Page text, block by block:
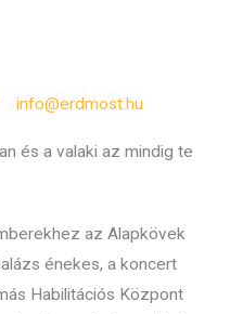
info@erdmost.hu
és a valaki az mindig te
az Alapkövek
énekes, a koncert
Habilitációs Központ